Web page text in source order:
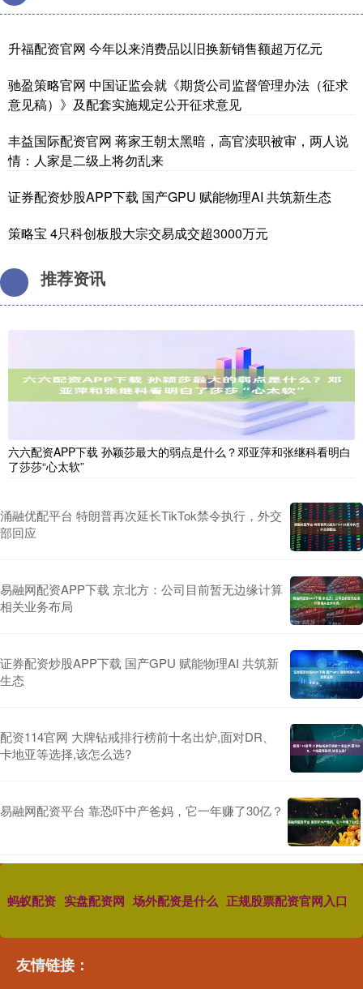
升福配资官网 今年以来消费品以旧换新销售额超万亿元
驰盈策略官网 中国证监会就《期货公司监督管理办法（征求
意见稿）》及配套实施规定公开征求意见
丰益国际配资官网 蒋家王朝太黑暗，高官渎职被审，两人说
情：人家是二级上将勿乱来
证券配资炒股APP下载 国产GPU 赋能物理AI 共筑新生态
策略宝 4只科创板股大宗交易成交超3000万元
推荐资讯
六六配资APP下载 孙颖莎最大的弱点是什么？邓亚萍和张继科看明白
了莎莎“心太软”
涌融优配平台 特朗普再次延长TikTok禁令执行，外交
部回应
易融网配资APP下载 京北方：公司目前暂无边缘计算
相关业务布局
证券配资炒股APP下载 国产GPU 赋能物理AI 共筑新
生态
配资114官网 大牌钻戒排行榜前十名出炉,面对DR、
卡地亚等选择,该怎么选?
易融网配资平台 靠恐吓中产爸妈，它一年赚了30亿？
蚂蚁配资 实盘配资网 场外配资是什么 正规股票配资官网入口
友情链接：